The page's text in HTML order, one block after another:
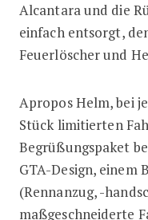
Alcantara und die
einfach entsorgt,
Feuerlöscher und
Apropos Helm, bei
Stück limitierten
Begrüßungspaket
GTA-Design, einem
(Rennanzug, -
maßgeschneiderte